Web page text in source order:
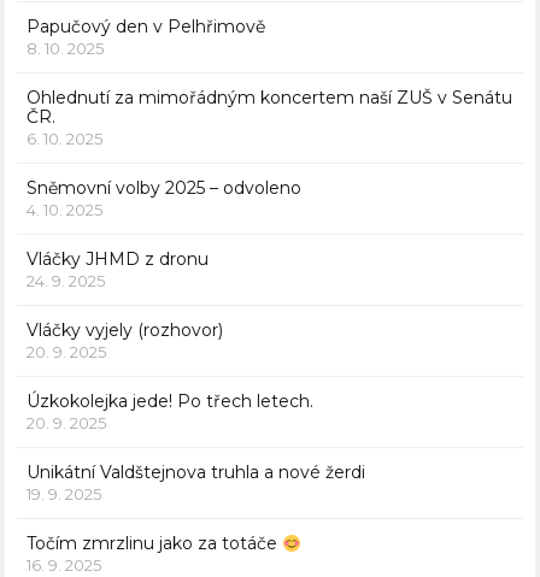
Papučový den v Pelhřimově
8. 10. 2025
Ohlednutí za mimořádným koncertem naší ZUŠ v Senátu
ČR.
6. 10. 2025
Sněmovní volby 2025 – odvoleno
4. 10. 2025
Vláčky JHMD z dronu
24. 9. 2025
Vláčky vyjely (rozhovor)
20. 9. 2025
Úzkokolejka jede! Po třech letech.
20. 9. 2025
Unikátní Valdštejnova truhla a nové žerdi
19. 9. 2025
Točím zmrzlinu jako za totáče
16. 9. 2025